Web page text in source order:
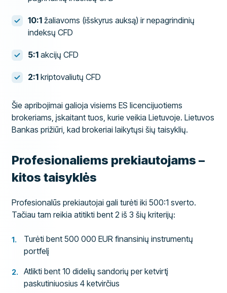
10:1 žaliavoms (išskyrus auksą) ir nepagrindinių
indeksų CFD
5:1 akcijų CFD
2:1 kriptovaliutų CFD
Šie apribojimai galioja visiems ES licencijuotiems
brokeriams, įskaitant tuos, kurie veikia Lietuvoje. Lietuvos
Bankas prižiūri, kad brokeriai laikytųsi šių taisyklių.
Profesionaliems prekiautojams –
kitos taisyklės
Profesionalūs prekiautojai gali turėti iki 500:1 sverto.
Tačiau tam reikia atitikti bent 2 iš 3 šių kriterijų:
Turėti bent 500 000 EUR finansinių instrumentų
portfelį
Atlikti bent 10 didelių sandorių per ketvirtį
paskutiniuosius 4 ketvirčius